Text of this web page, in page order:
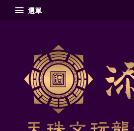
選單